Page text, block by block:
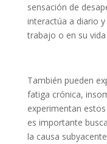
sensación de
interactúa a diario
trabajo o en su
También pueden
fatiga crónica,
experimentan
es importante
la causa